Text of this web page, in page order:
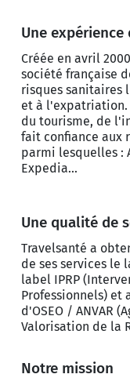
Une
Créée en avril
société française
risques sanitaires
et à l'expatriation.
du tourisme, de
fait confiance aux
parmi lesquelles :
Expedia...
Une qualité de
Travelsanté a
de ses services le
label IPRP
Professionnels) et
d'OSEO / ANVAR
Valorisation de la
Notre mission